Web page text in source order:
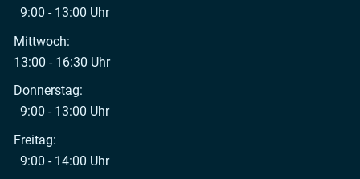
9:00 - 13:00 Uhr
Mittwoch:
13:00 - 16:30 Uhr
Donnerstag:
9:00 - 13:00 Uhr
Freitag:
9:00 - 14:00 Uhr